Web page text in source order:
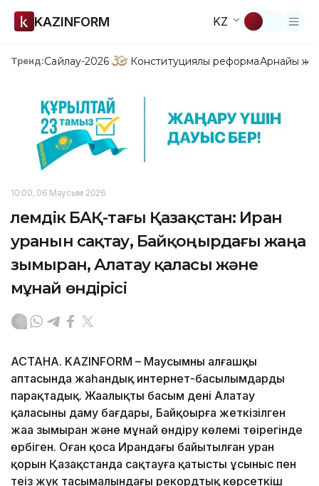
KAZINFORM KZ
Тренд:Сайлау-2026 Конституциялық реформаАрнайы
10:00, 06 Маусым 2026
Әлемдік БАҚ-тағы Қазақстан: Иран
уранын сақтау, Байқоңырдағы жаңа
зымыран, Алатау қаласы және
мұнай өндірісі
АСТАНА. KAZINFORM – Маусымның алғашқы
аптасында жаһандық интернет-басылымдарды
парақтадық. Жаңалықтың басым дені Алатау
қаласының даму бағдары, Байқоңырға жеткізілген
жаңа зымыран және мұнай өндіру көлемі төңірегінде
өрбіген. Оған қоса Ирандағы байытылған уран
қорын Қазақстанда сақтауға қатысты ұсыныс пен
теңіз жүк тасымалындағы рекордтық көрсеткіш